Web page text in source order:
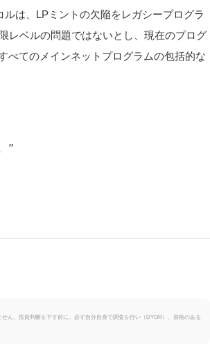
は、LPミントの欠陥をレガシープログラ
レベルの問題ではないとし、現在のプログ
べてのメインネットプログラムの包括的な
"
ん。投資判断を下す前に、必ず自分自身で調査を行い（DYOR）、資格のある